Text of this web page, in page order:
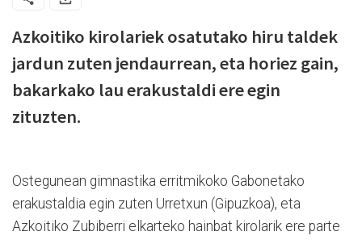
Azkoitiko kirolariek osatutako hiru taldek
jardun zuten jendaurrean, eta horiez gain,
bakarkako lau erakustaldi ere egin
zituzten.
Ostegunean gimnastika erritmikoko Gabonetako
erakustaldia egin zuten Urretxun (Gipuzkoa), eta
Azkoitiko Zubiberri elkarteko hainbat kirolarik ere parte